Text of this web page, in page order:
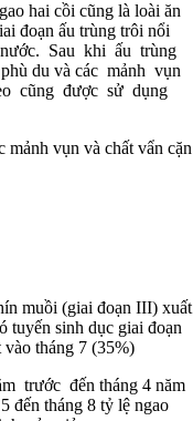
hai cồi cũng là loài ăn
đoạn ấu trùng trôi nổi
nước. Sau khi ấu trùng
du và các mảnh vụn
cũng được sử dụng
mảnh vụn và chất vẩn cặn
muồi (giai đoạn III) xuất
tuyến sinh dục giai đoạn
tháng 7 (35%)
trước đến tháng 4 năm
đến tháng 8 tỷ lệ ngao